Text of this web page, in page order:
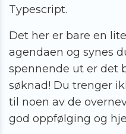
Typescript.
Det her er bare en
agendaen og synes
spennende ut er det
søknad! Du trenger
til noen av de
god oppfølging og